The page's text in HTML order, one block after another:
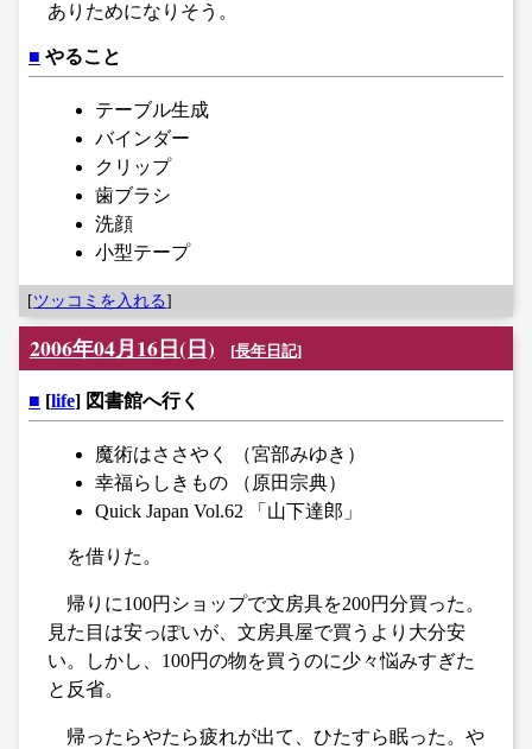
ありためになりそう。
■ やること
テーブル生成
バインダー
クリップ
歯ブラシ
洗顔
小型テープ
[ツッコミを入れる]
2006年04月16日(日) [長年日記]
■ [life] 図書館へ行く
魔術はささやく （宮部みゆき）
幸福らしきもの （原田宗典）
Quick Japan Vol.62 「山下達郎」
を借りた。
帰りに100円ショップで文房具を200円分買った。
見た目は安っぽいが、文房具屋で買うより大分安
い。しかし、100円の物を買うのに少々悩みすぎた
と反省。
帰ったらやたら疲れが出て、ひたすら眠った。や